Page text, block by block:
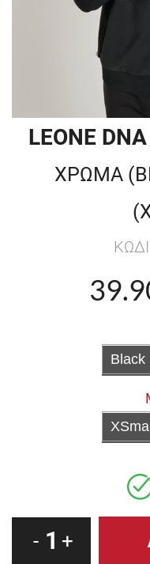
LEONE
ΧΡΩΜΑ
- 1 +